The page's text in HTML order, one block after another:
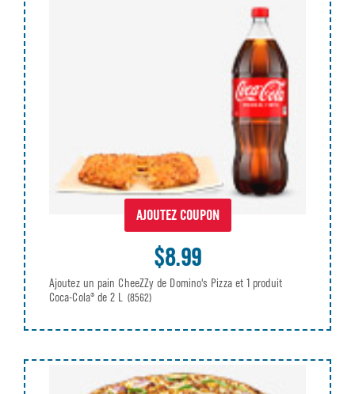
AJOUTEZ COUPON
$8.99
Ajoutez un pain CheeZZy de Domino's Pizza et 1 produit
Coca-Cola® de 2 L (8562)